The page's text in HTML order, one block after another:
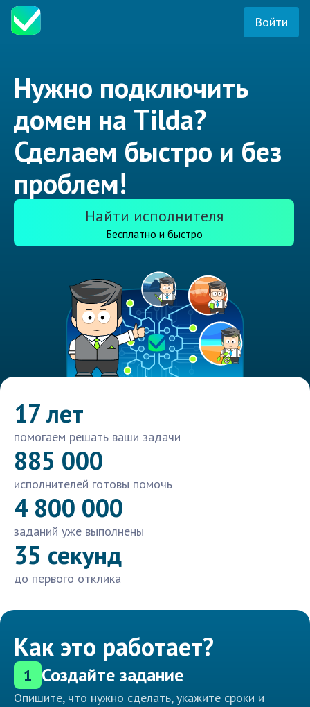
Войти
Нужно подключить
домен на Tilda?
Сделаем быстро и без
проблем!
Найти исполнителя
Бесплатно и быстро
17 лет
помогаем решать ваши задачи
885 000
исполнителей готовы помочь
4 800 000
заданий уже выполнены
35 секунд
до первого отклика
Как это работает?
1 Создайте задание
Опишите, что нужно сделать, укажите сроки и